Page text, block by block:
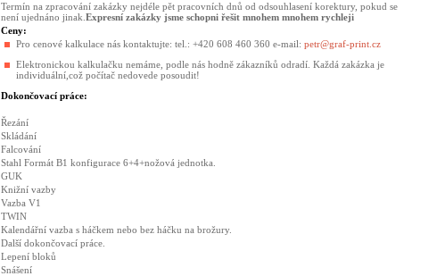
Termín na zpracování zakázky nejdéle pět pracovních dnů od odsouhlasení korektury, pokud se
není ujednáno jinak. Expresní zakázky jsme schopni řešit mnohem mnohem rychleji
Ceny:
Pro cenové kalkulace nás kontaktujte: tel.: +420 608 460 360 e-mail: petr@graf-print.cz
Elektronickou kalkulačku nemáme, podle nás hodně zákazníků odradí. Každá zakázka je
individuální,což počítač nedovede posoudit!
Dokončovací práce:
Řezání
Skládání
Falcování
Stahl Formát B1 konfigurace 6+4+nožová jednotka.
GUK
Knižní vazby
Vazba V1
TWIN
Kalendářní vazba s háčkem nebo bez háčku na brožury.
Další dokončovací práce.
Lepení bloků
Snášení